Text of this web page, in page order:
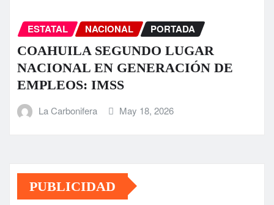
ESTATAL NACIONAL PORTADA
COAHUILA SEGUNDO LUGAR
NACIONAL EN GENERACIÓN DE
EMPLEOS: IMSS
La Carbonifera May 18, 2026
PUBLICIDAD